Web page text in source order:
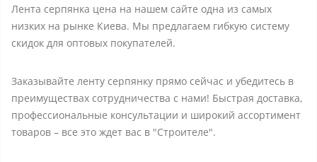
Лента серпянка цена на нашем сайте одна из самых
низких на рынке Киева. Мы предлагаем гибкую систему
скидок для оптовых покупателей.
Заказывайте ленту серпянку прямо сейчас и убедитесь в
преимуществах сотрудничества с нами! Быстрая доставка,
профессиональные консультации и широкий ассортимент
товаров – все это ждет вас в "Строителе".